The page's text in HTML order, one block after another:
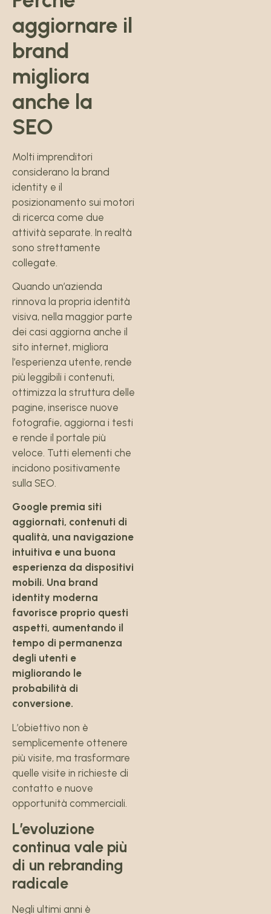
aggiornare il
brand
migliora
anche la
SEO
Molti imprenditori
considerano la brand
identity e il
posizionamento sui motori
di ricerca come due
attività separate. In realtà
sono strettamente
collegate.
Quando un’azienda
rinnova la propria identità
visiva, nella maggior parte
dei casi aggiorna anche il
sito internet, migliora
l’esperienza utente, rende
più leggibili i contenuti,
ottimizza la struttura delle
pagine, inserisce nuove
fotografie, aggiorna i testi
e rende il portale più
veloce. Tutti elementi che
incidono positivamente
sulla SEO.
Google premia siti
aggiornati, contenuti di
qualità, una navigazione
intuitiva e una buona
esperienza da dispositivi
mobili. Una brand
identity moderna
favorisce proprio questi
aspetti, aumentando il
tempo di permanenza
degli utenti e
migliorando le
probabilità di
conversione.
L’obiettivo non è
semplicemente ottenere
più visite, ma trasformare
quelle visite in richieste di
contatto e nuove
opportunità commerciali.
L’evoluzione
continua vale più
di un rebranding
radicale
Negli ultimi anni è